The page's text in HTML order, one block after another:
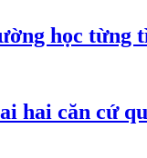
học từng
hai căn cứ